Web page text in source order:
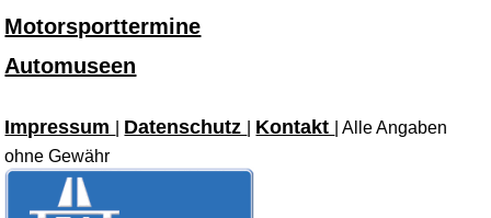
Motorsporttermine
Automuseen
Impressum Datenschutz Kontakt
| Alle Angaben
ohne Gewähr